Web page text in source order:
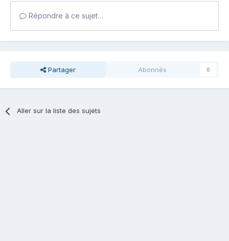
Répondre à ce sujet…
Partager Abonnés 0
Aller sur la liste des sujets